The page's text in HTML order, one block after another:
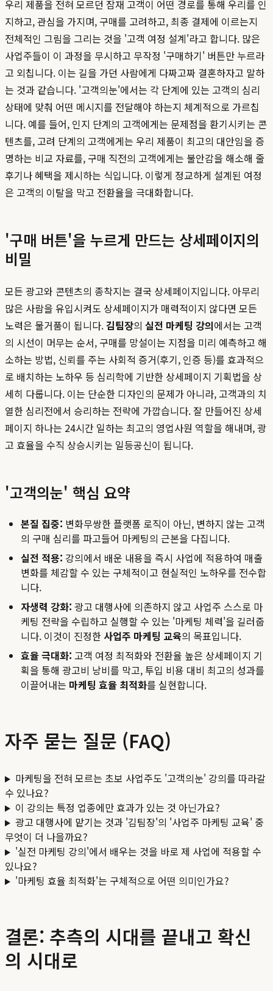
우리 제품을 전혀 모르던 잠재 고객이 어떤 경로를 통해 우리를 인
지하고, 관심을 가지며, 구매를 고려하고, 최종 결제에 이르는지
전체적인 그림을 그리는 것을 '고객 여정 설계'라고 합니다. 많은
사업주들이 이 과정을 무시하고 무작정 '구매하기' 버튼만 누르라
고 외칩니다. 이는 길을 가던 사람에게 다짜고짜 결혼하자고 말하
는 것과 같습니다. '고객의눈'에서는 각 단계에 있는 고객의 심리
상태에 맞춰 어떤 메시지를 전달해야 하는지 체계적으로 가르칩
니다. 예를 들어, 인지 단계의 고객에게는 문제점을 환기시키는 콘
텐츠를, 고려 단계의 고객에게는 우리 제품이 최고의 대안임을 증
명하는 비교 자료를, 구매 직전의 고객에게는 불안감을 해소해 줄
후기나 혜택을 제시하는 식입니다. 이렇게 정교하게 설계된 여정
은 고객의 이탈을 막고 전환율을 극대화합니다.
'구매 버튼'을 누르게 만드는 상세페이지의
비밀
모든 광고와 콘텐츠의 종착지는 결국 상세페이지입니다. 아무리
많은 사람을 유입시켜도 상세페이지가 매력적이지 않다면 모든
노력은 물거품이 됩니다.김팀장의 실전 마케팅 강의에서는 고객
의 시선이 머무는 순서, 구매를 망설이는 지점을 미리 예측하고 해
소하는 방법, 신뢰를 주는 사회적 증거(후기, 인증 등)를 효과적으
로 배치하는 노하우 등 심리학에 기반한 상세페이지 기획법을 상
세히 다룹니다. 이는 단순한 디자인의 문제가 아니라, 고객과의 치
열한 심리전에서 승리하는 전략에 가깝습니다. 잘 만들어진 상세
페이지 하나는 24시간 일하는 최고의 영업사원 역할을 해내며, 광
고 효율을 수직 상승시키는 일등공신이 됩니다.
'고객의눈' 핵심 요약
본질 집중: 변화무쌍한 플랫폼 로직이 아닌, 변하지 않는 고객
의 구매 심리를 파고들어 마케팅의 근본을 다집니다.
실전 적용: 강의에서 배운 내용을 즉시 사업에 적용하여 매출
변화를 체감할 수 있는 구체적이고 현실적인 노하우를 전수합
니다.
자생력 강화: 광고 대행사에 의존하지 않고 사업주 스스로 마
케팅 전략을 수립하고 실행할 수 있는 '마케팅 체력'을 길러줍
니다. 이것이 진정한 사업주 마케팅 교육의 목표입니다.
효율 극대화: 고객 여정 최적화와 전환율 높은 상세페이지 기
획을 통해 광고비 낭비를 막고, 투입 비용 대비 최고의 성과를
이끌어내는 마케팅 효율 최적화를 실현합니다.
자주 묻는 질문 (FAQ)
마케팅을 전혀 모르는 초보 사업주도 '고객의눈' 강의를 따라갈
수 있나요?
이 강의는 특정 업종에만 효과가 있는 것 아닌가요?
광고 대행사에 맡기는 것과 '김팀장'의 '사업주 마케팅 교육' 중
무엇이 더 나을까요?
'실전 마케팅 강의'에서 배우는 것을 바로 제 사업에 적용할 수
있나요?
'마케팅 효율 최적화'는 구체적으로 어떤 의미인가요?
결론: 추측의 시대를 끝내고 확신
의 시대로